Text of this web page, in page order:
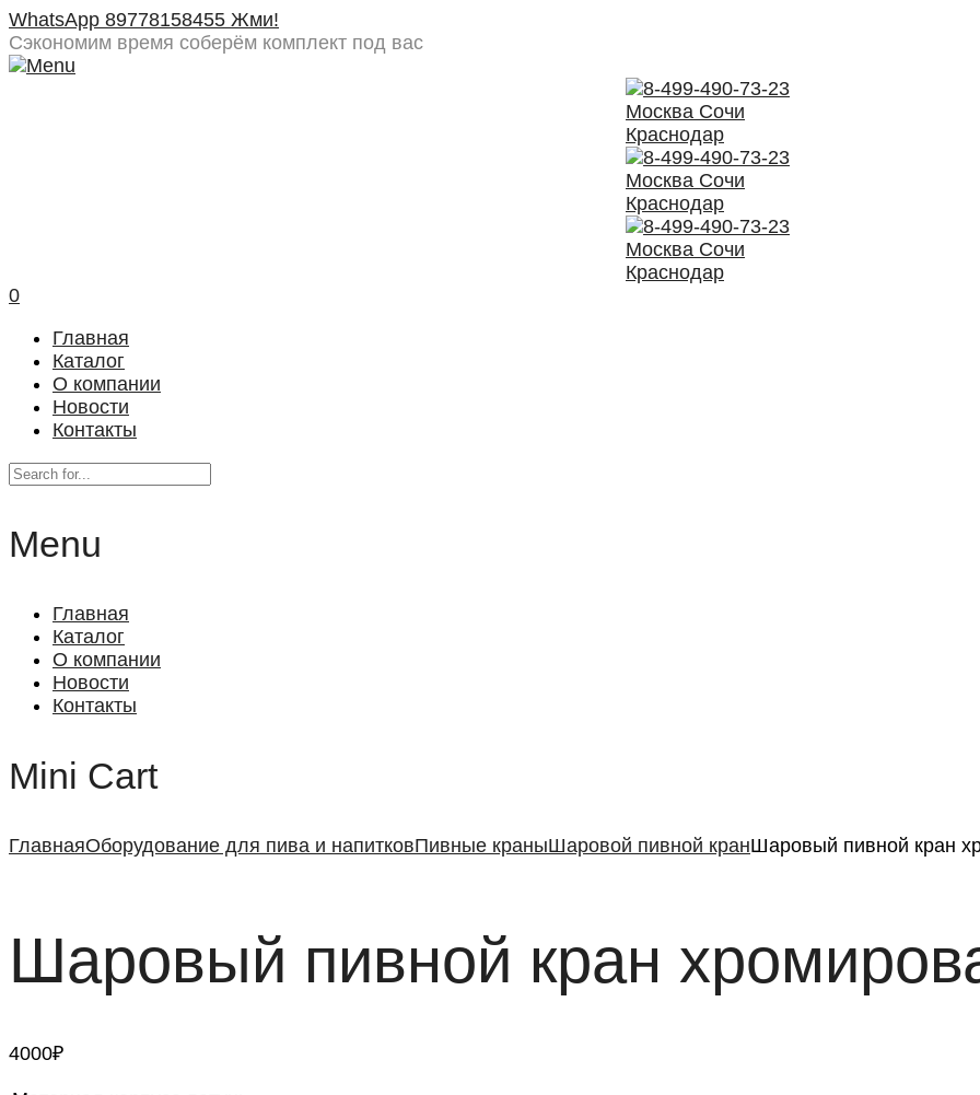
WhatsApp 89778158455 Жми!
Сэкономим время соберём комплект под вас
0
Главная
Каталог
О компании
Новости
Контакты
Menu
Главная
Каталог
О компании
Новости
Контакты
Mini Cart
ГлавнаяОборудование для пива и напитковПивные краныШаровой пивной кранШаровый пивной кран
Шаровый пивной кран
4000₽